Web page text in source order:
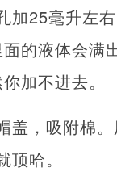
加25毫升左
的液体会
加不进去。
盖，吸附棉
哈。